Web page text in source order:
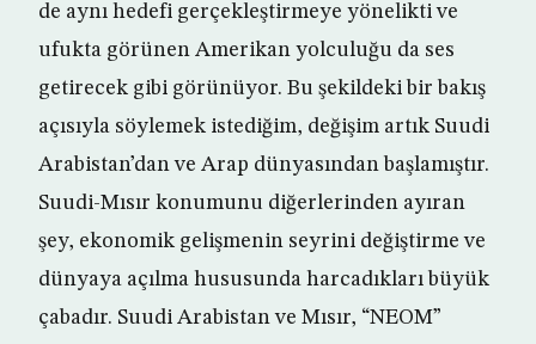
de aynı hedefi gerçekleştirmeye yönelikti ve
ufukta görünen Amerikan yolculuğu da ses
getirecek gibi görünüyor. Bu şekildeki bir bakış
açısıyla söylemek istediğim, değişim artık Suudi
Arabistan’dan ve Arap dünyasından başlamıştır.
Suudi-Mısır konumunu diğerlerinden ayıran
şey, ekonomik gelişmenin seyrini değiştirme ve
dünyaya açılma hususunda harcadıkları büyük
çabadır. Suudi Arabistan ve Mısır, “NEOM”